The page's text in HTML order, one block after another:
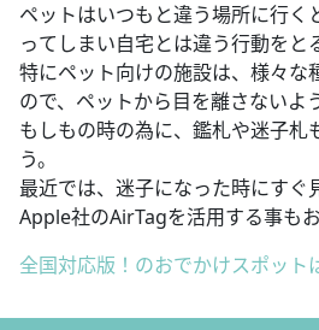
ペットはいつもと違う場所に行く
ってしまい自宅とは違う行動をと
特にペット向けの施設は、様々な
ので、ペットから目を離さないよ
もしもの時の為に、鑑札や迷子札
う。
最近では、迷子になった時にすぐ
Apple社のAirTagを活用する事もお
全国対応版！のおでかけスポット